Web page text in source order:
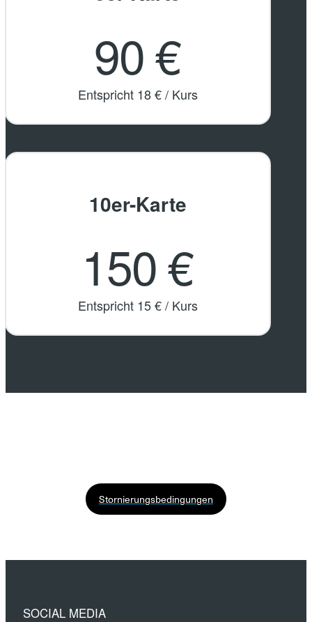
90 €
Entspricht 18 € / Kurs
10er-Karte
150 €
Entspricht 15 € / Kurs
Stornierungsbedingungen
SOCIAL MEDIA